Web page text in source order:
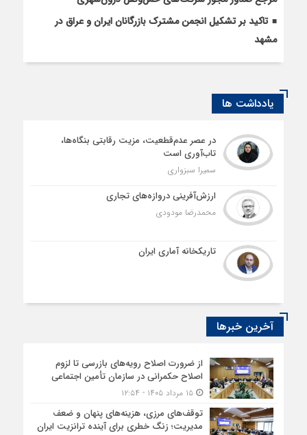
تاکید بر تشکیل انجمن مشترک بازرگانان ایران و عراق در
مشهد
یادداشت ها
در عصر عدم‌قطعیت، مزیت رقابتی بنگاه‌ها،
تاب‌آوری است
سمیرا سبزواری
ارزش‌آفرینی دروازه‌های تجاری
محمدرضا مودودی
تاریکخانه آماری ایران
آخرین خبرها
از ضرورت اصلاح رویه‌های بازرسی تا لزوم
اصلاح حکمرانی در سازمان تأمین اجتماعی
۱۵ مرداد ۱۴۰۵ - ۱۲:۵۴
توقف‌های مرزی، هزینه‌های پنهان و ضعف
مدیریت؛ زنگ خطری برای آینده ترانزیت ایران